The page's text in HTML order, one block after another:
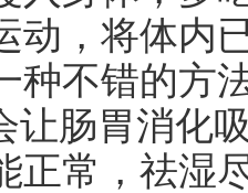
动，将体内
种不错的方
让肠胃消化
正常，祛湿